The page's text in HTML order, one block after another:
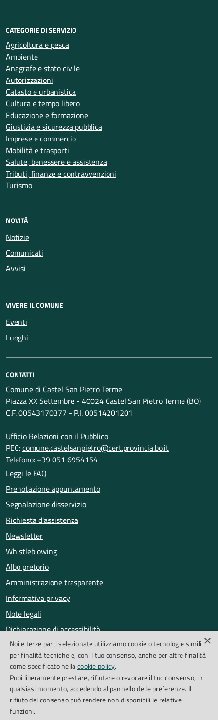
CATEGORIE DI SERVIZIO
Agricoltura e pesca
Ambiente
Anagrafe e stato civile
Autorizzazioni
Catasto e urbanistica
Cultura e tempo libero
Educazione e formazione
Giustizia e sicurezza pubblica
Imprese e commercio
Mobilità e trasporti
Salute, benessere e assistenza
Tributi, finanze e contravvenzioni
Turismo
NOVITÀ
Notizie
Comunicati
Avvisi
VIVERE IL COMUNE
Eventi
Luoghi
CONTATTI
Comune di Castel San Pietro Terme
Piazza XX Settembre - 40024 Castel San Pietro Terme (BO)
C.F. 00543170377 - P.I. 00514201201
Ufficio Relazioni con il Pubblico
PEC:comune.castelsanpietro@cert.provincia.bo.it
Telefono: +39 051 6954154
Leggi le FAQ
Prenotazione appuntamento
Segnalazione disservizio
Richiesta d'assistenza
Newsletter
Whistleblowing
Albo pretorio
Amministrazione trasparente
Informativa privacy
Note legali
Dichiarazione di accessibilità
Obiettivi di accessibilità
Segnalazioni accessibilità
SEGUICI SU
Facebook
×
Noi e terze parti selezionate utilizziamo cookie o tecnologie simili
per finalità tecniche e, con il tuo consenso, anche per altre finalità
come specificato nellacookie policy.
Puoi liberamente prestare, rifiutare o revocare il tuo consenso, in
qualsiasi momento, accedendo al pannello delle preferenze. Il
rifiuto del consenso può rendere non disponibili le relative
funzioni.